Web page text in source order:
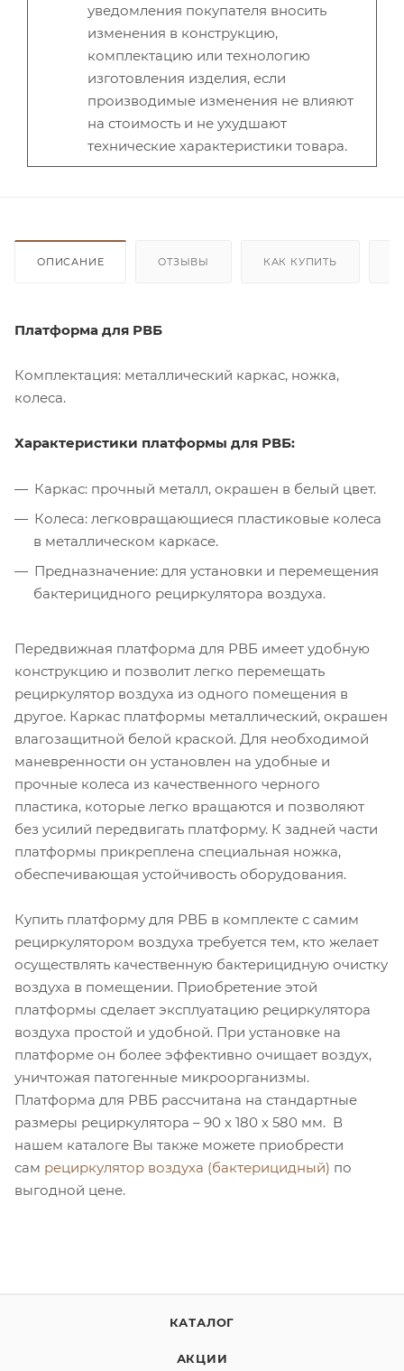
уведомления покупателя вносить
изменения в конструкцию,
комплектацию или технологию
изготовления изделия, если
производимые изменения не влияют
на стоимость и не ухудшают
технические характеристики товара.
ОПИСАНИЕ ОТЗЫВЫ КАК КУПИТЬ
Платформа для РВБ
Комплектация: металлический каркас, ножка,
колеса.
Характеристики платформы для РВБ:
Каркас: прочный металл, окрашен в белый цвет.
Колеса: легковращающиеся пластиковые колеса
в металлическом каркасе.
Предназначение: для установки и перемещения
бактерицидного рециркулятора воздуха.
Передвижная платформа для РВБ имеет удобную
конструкцию и позволит легко перемещать
рециркулятор воздуха из одного помещения в
другое. Каркас платформы металлический, окрашен
влагозащитной белой краской. Для необходимой
маневренности он установлен на удобные и
прочные колеса из качественного черного
пластика, которые легко вращаются и позволяют
без усилий передвигать платформу. К задней части
платформы прикреплена специальная ножка,
обеспечивающая устойчивость оборудования.
Купить платформу для РВБ в комплекте с самим
рециркулятором воздуха требуется тем, кто желает
осуществлять качественную бактерицидную очистку
воздуха в помещении. Приобретение этой
платформы сделает эксплуатацию рециркулятора
воздуха простой и удобной. При установке на
платформе он более эффективно очищает воздух,
уничтожая патогенные микроорганизмы.
Платформа для РВБ рассчитана на стандартные
размеры рециркулятора – 90 х 180 х 580 мм. В
нашем каталоге Вы также можете приобрести
сам рециркулятор воздуха (бактерицидный) по
выгодной цене.
КАТАЛОГ
АКЦИИ